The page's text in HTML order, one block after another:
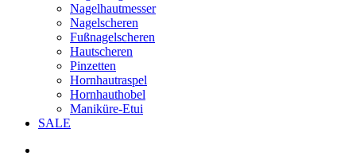
Nagelhautmesser
Nagelscheren
Fußnagelscheren
Hautscheren
Pinzetten
Hornhautraspel
Hornhauthobel
Maniküre-Etui
SALE